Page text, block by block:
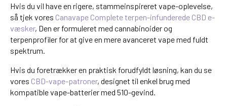
Hvis du vil have en rigere, stammeinspireret vape-oplevelse,
så tjek vores Canavape Complete terpen-infunderede CBD e-
væsker, Den er formuleret med cannabinoider og
terpenprofiler for at give en mere avanceret vape med fuldt
spektrum.
Hvis du foretrækker en praktisk forudfyldt løsning, kan du se
vores CBD-vape-patroner, designet til enkel brug med
kompatible vape-batterier med 510-gevind.